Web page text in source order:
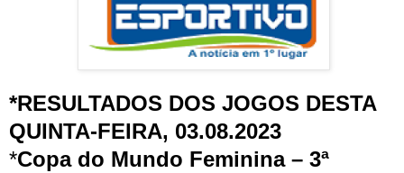
*RESULTADOS DOS JOGOS DESTA
QUINTA-FEIRA, 03.08.2023
*Copa do Mundo Feminina – 3ª